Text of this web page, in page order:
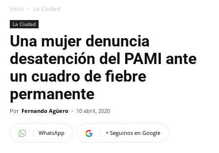
Inicio La Ciudad
La Ciudad
Una mujer denuncia
desatención del PAMI ante
un cuadro de fiebre
permanente
Por Fernando Agüero - 10 abril, 2020
WhatsApp + Seguinos en Google